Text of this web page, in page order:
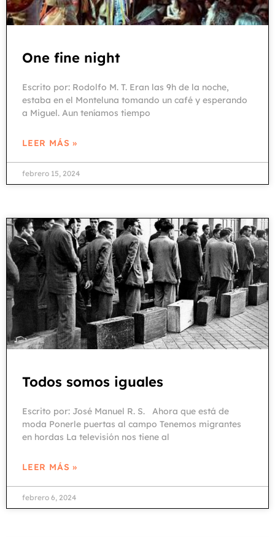
One fine night
Escrito por: Rodolfo M. T. Eran las 9h de la noche,
estaba en el Monteluna tomando un café y esperando
a Miguel. Aun teníamos tiempo
LEER MÁS »
febrero 15, 2024
Todos somos iguales
Escrito por: José Manuel R. S. Ahora que está de
moda Ponerle puertas al campo Tenemos migrantes
en hordas La televisión nos tiene al
LEER MÁS »
febrero 6, 2024